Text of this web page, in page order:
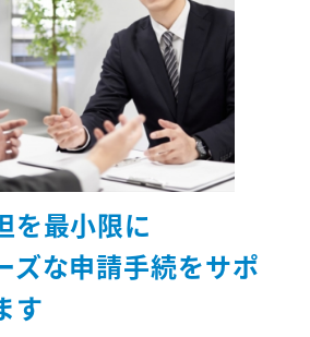
を最小限に
ズな申請手続をサポ
す